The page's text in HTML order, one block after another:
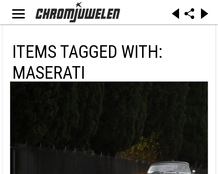
ITEMS TAGGED WITH:
MASERATI